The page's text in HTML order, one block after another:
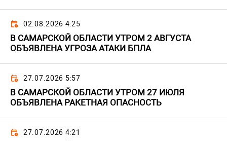
02.08.2026 4:25
В САМАРСКОЙ ОБЛАСТИ УТРОМ 2 АВГУСТА
ОБЪЯВЛЕНА УГРОЗА АТАКИ БПЛА
27.07.2026 5:57
В САМАРСКОЙ ОБЛАСТИ УТРОМ 27 ИЮЛЯ
ОБЪЯВЛЕНА РАКЕТНАЯ ОПАСНОСТЬ
27.07.2026 4:21